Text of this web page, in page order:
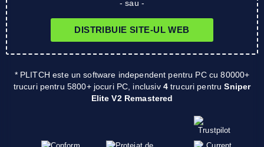
- sau -
DISTRIBUIE SITE-UL WEB
* PLITCH este un software independent pentru PC cu 80000+
trucuri pentru 5800+ jocuri PC, inclusiv 4 trucuri pentruSniper
Elite V2 Remastered